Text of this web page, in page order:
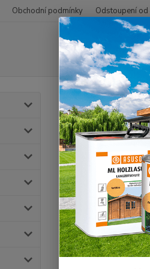
Obchodní podmínky Odstoupení
Úvod OSMO -
3538